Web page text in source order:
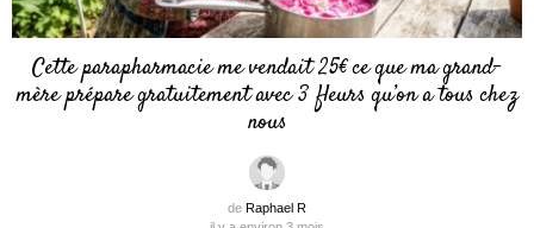
Cette parapharmacie me vendait 25€ ce que ma grand-
mère prépare gratuitement avec 3 fleurs qu’on a tous chez
nous
de Raphael R